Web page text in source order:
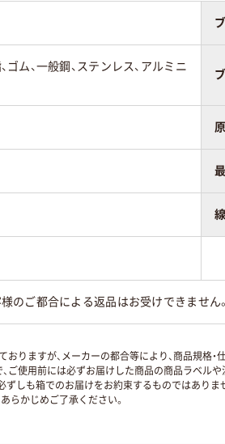
ゴム、一般鋼、ステンレス、アルミニ
様のご都合による返品はお受けできません。
ますが、メーカーの都合等により、商品規格・
使用前には必ずお届けした商品の商品ラベル
ずしも箱でのお届けをお約束するものではありま
らかじめご了承ください。